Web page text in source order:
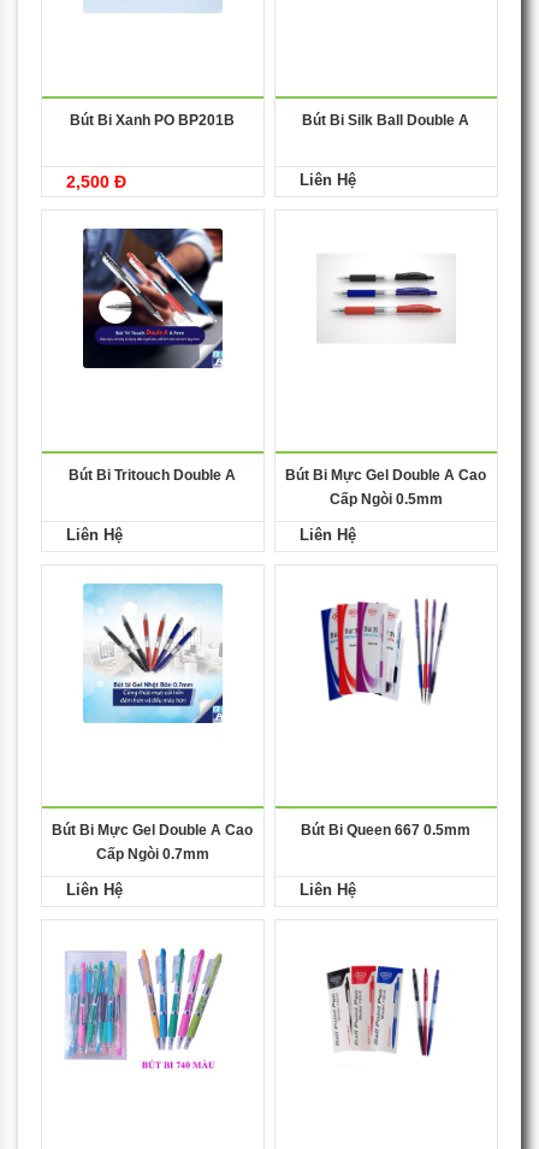
Bút Bi Xanh PO BP201B
2,500 Đ
Bút Bi Silk Ball Double A
Liên Hệ
Bút Bi Tritouch Double A
Liên Hệ
Bút Bi Mực Gel Double A Cao
Cấp Ngòi 0.5mm
Liên Hệ
Bút Bi Mực Gel Double A Cao
Cấp Ngòi 0.7mm
Liên Hệ
Bút Bi Queen 667 0.5mm
Liên Hệ